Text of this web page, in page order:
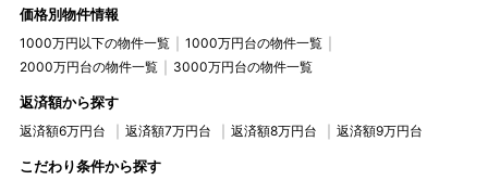
価格別物件情報
1000万円以下の物件一覧
1000万円台の物件一覧
2000万円台の物件一覧
3000万円台の物件一覧
返済額から探す
返済額6万円台 返済額7万円台 返済額8万円台 返済額9万円台
こだわり条件から探す